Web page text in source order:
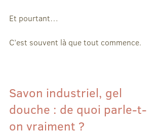
Et pourtant…
C’est souvent là que tout commence.
Savon industriel, gel
douche : de quoi parle-t-
on vraiment ?